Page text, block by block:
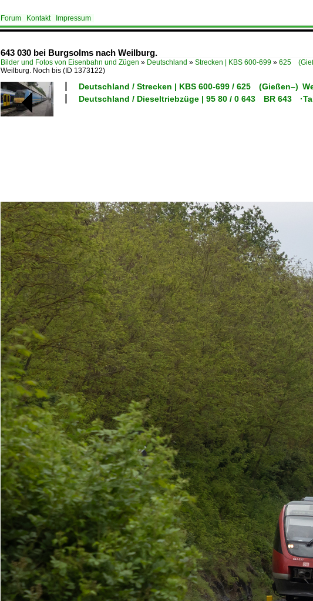
Forum Kontakt Impressum
643 030 bei Burgsolms nach Weilburg.
Bilder und Fotos von Eisenbahn und Zügen » Deutschland » Strecken | KBS 600-699 » 625
Weilburg. Noch bis (ID 1373122)
Deutschland / Strecken | KBS 600-699 / 625 (Gießen–)
Deutschland / Dieseltriebzüge | 95 80 / 0 643 BR 643